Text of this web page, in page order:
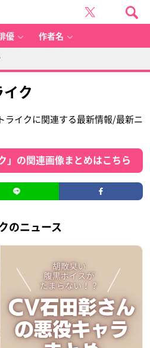
優 作者名
イク
ライクに関連する最新情報/最新ニ
」の関連画像まとめはこちら
のニュース